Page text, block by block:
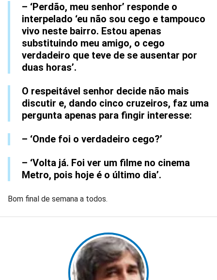
– ‘Perdão, meu senhor’ responde o
interpelado ‘eu não sou cego e tampouco
vivo neste bairro. Estou apenas
substituindo meu amigo, o cego
verdadeiro que teve de se ausentar por
duas horas’.
O respeitável senhor decide não mais
discutir e, dando cinco cruzeiros, faz uma
pergunta apenas para fingir interesse:
– ‘Onde foi o verdadeiro cego?’
– ‘Volta já. Foi ver um filme no cinema
Metro, pois hoje é o último dia’.
Bom final de semana a todos.